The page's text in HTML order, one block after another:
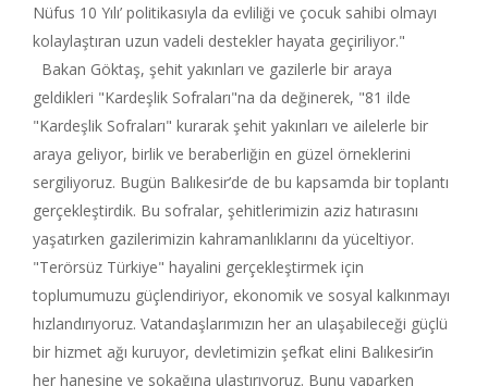
Nüfus 10 Yılı’ politikasıyla da evliliği ve çocuk sahibi olmayı
kolaylaştıran uzun vadeli destekler hayata geçiriliyor."
Bakan Göktaş, şehit yakınları ve gazilerle bir araya
geldikleri "Kardeşlik Sofraları"na da değinerek, "81 ilde
"Kardeşlik Sofraları" kurarak şehit yakınları ve ailelerle bir
araya geliyor, birlik ve beraberliğin en güzel örneklerini
sergiliyoruz. Bugün Balıkesir’de de bu kapsamda bir toplantı
gerçekleştirdik. Bu sofralar, şehitlerimizin aziz hatırasını
yaşatırken gazilerimizin kahramanlıklarını da yüceltiyor.
"Terörsüz Türkiye" hayalini gerçekleştirmek için
toplumumuzu güçlendiriyor, ekonomik ve sosyal kalkınmayı
hızlandırıyoruz. Vatandaşlarımızın her an ulaşabileceği güçlü
bir hizmet ağı kuruyor, devletimizin şefkat elini Balıkesir’in
her hanesine ve sokağına ulaştırıyoruz. Bunu yaparken